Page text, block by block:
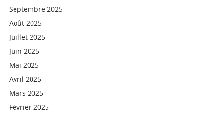
Septembre 2025
Août 2025
Juillet 2025
Juin 2025
Mai 2025
Avril 2025
Mars 2025
Février 2025